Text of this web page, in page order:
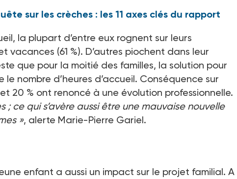
sur les crèches : les 11 axes clés du rapport
la plupart d’entre eux rognent sur leurs
vacances (61 %). D’autres piochent dans leur
que pour la moitié des familles, la solution pour
nombre d’heures d’accueil. Conséquence sur
20 % ont renoncé à une évolution professionnelle.
; ce qui s’avère aussi être une mauvaise nouvelle
», alerte Marie-Pierre Gariel.
enfant a aussi un impact sur le projet familial. A